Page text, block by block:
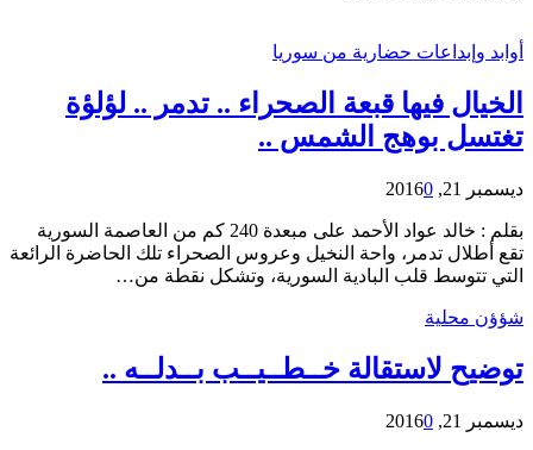
أوابد وإبداعات حضارية من سوريا
الخيال فيها قبعة الصحراء .. تدمر .. لؤلؤة
تغتسل بوهج الشمس ..
ديسمبر 21, 2016 0
بقلم : خالد عواد الأحمد على مبعدة 240 كم من العاصمة السورية
تقع أطلال تدمر، واحة النخيل وعروس الصحراء تلك الحاضرة الرائعة
التي تتوسط قلب البادية السورية، وتشكل نقطة من…
شؤؤن محلية
توضيح لاستقالة خــطــيــب بــدلــه ..
ديسمبر 21, 2016 0